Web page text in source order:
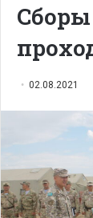
Сборы
02.08.2021